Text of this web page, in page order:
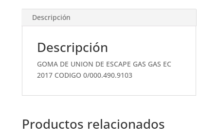
0/000.490.9103
cantidad
Descripción
Descripción
GOMA DE UNION DE ESCAPE GAS GAS EC
2017 CODIGO 0/000.490.9103
Productos relacionados